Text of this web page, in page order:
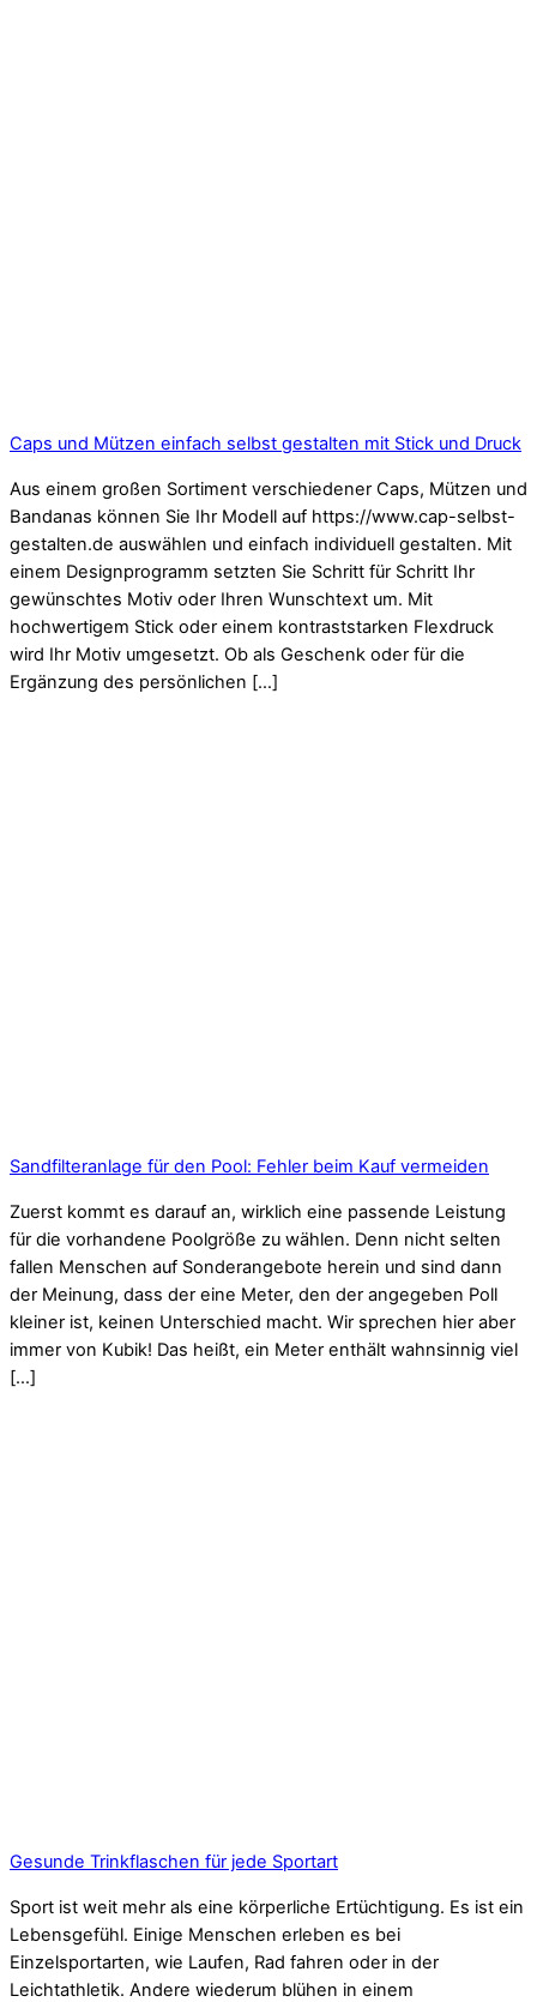
Caps und Mützen einfach selbst gestalten mit Stick und Druck
Aus einem großen Sortiment verschiedener Caps, Mützen und
Bandanas können Sie Ihr Modell auf https://www.cap-selbst-
gestalten.de auswählen und einfach individuell gestalten. Mit
einem Designprogramm setzten Sie Schritt für Schritt Ihr
gewünschtes Motiv oder Ihren Wunschtext um. Mit
hochwertigem Stick oder einem kontraststarken Flexdruck
wird Ihr Motiv umgesetzt. Ob als Geschenk oder für die
Ergänzung des persönlichen […]
Sandfilteranlage für den Pool: Fehler beim Kauf vermeiden
Zuerst kommt es darauf an, wirklich eine passende Leistung
für die vorhandene Poolgröße zu wählen. Denn nicht selten
fallen Menschen auf Sonderangebote herein und sind dann
der Meinung, dass der eine Meter, den der angegeben Poll
kleiner ist, keinen Unterschied macht. Wir sprechen hier aber
immer von Kubik! Das heißt, ein Meter enthält wahnsinnig viel
[…]
Gesunde Trinkflaschen für jede Sportart
Sport ist weit mehr als eine körperliche Ertüchtigung. Es ist ein
Lebensgefühl. Einige Menschen erleben es bei
Einzelsportarten, wie Laufen, Rad fahren oder in der
Leichtathletik. Andere wiederum blühen in einem